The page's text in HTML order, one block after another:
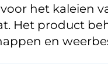
het kaleien
Het product
en